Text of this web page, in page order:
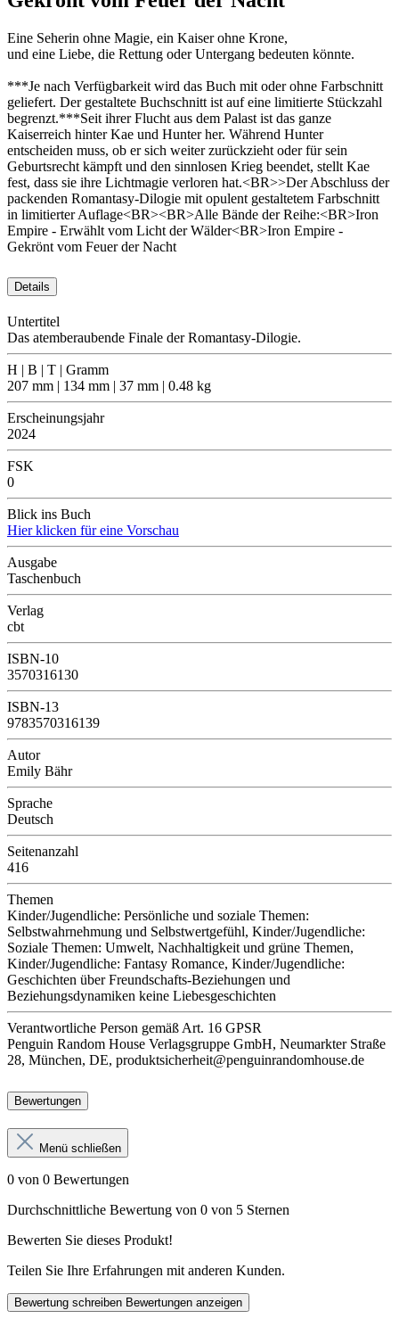
Eine Seherin ohne Magie, ein Kaiser ohne Krone,
und eine Liebe, die Rettung oder Untergang bedeuten könnte.
***Je nach Verfügbarkeit wird das Buch mit oder ohne Farbschnitt
geliefert. Der gestaltete Buchschnitt ist auf eine limitierte Stückzahl
begrenzt.***Seit ihrer Flucht aus dem Palast ist das ganze
Kaiserreich hinter Kae und Hunter her. Während Hunter
entscheiden muss, ob er sich weiter zurückzieht oder für sein
Geburtsrecht kämpft und den sinnlosen Krieg beendet, stellt Kae
fest, dass sie ihre Lichtmagie verloren hat.<BR>>Der Abschluss der
packenden Romantasy-Dilogie mit opulent gestaltetem Farbschnitt
in limitierter Auflage<BR><BR>Alle Bände der Reihe:<BR>Iron
Empire - Erwählt vom Licht der Wälder<BR>Iron Empire -
Gekrönt vom Feuer der Nacht
Details
Untertitel
Das atemberaubende Finale der Romantasy-Dilogie.
H | B | T | Gramm
207 mm | 134 mm | 37 mm | 0.48 kg
Erscheinungsjahr
2024
FSK
0
Blick ins Buch
Hier klicken für eine Vorschau
Ausgabe
Taschenbuch
Verlag
cbt
ISBN-10
3570316130
ISBN-13
9783570316139
Autor
Emily Bähr
Sprache
Deutsch
Seitenanzahl
416
Themen
Kinder/Jugendliche: Persönliche und soziale Themen:
Selbstwahrnehmung und Selbstwertgefühl, Kinder/Jugendliche:
Soziale Themen: Umwelt, Nachhaltigkeit und grüne Themen,
Kinder/Jugendliche: Fantasy Romance, Kinder/Jugendliche:
Geschichten über Freundschafts-Beziehungen und
Beziehungsdynamiken keine Liebesgeschichten
Verantwortliche Person gemäß Art. 16 GPSR
Penguin Random House Verlagsgruppe GmbH, Neumarkter Straße
28, München, DE, produktsicherheit@penguinrandomhouse.de
Bewertungen
Menü schließen
0 von 0 Bewertungen
Durchschnittliche Bewertung von 0 von 5 Sternen
Bewerten Sie dieses Produkt!
Teilen Sie Ihre Erfahrungen mit anderen Kunden.
Bewertung schreiben Bewertungen anzeigen